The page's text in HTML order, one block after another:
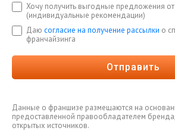
Хочу получить выгодные предложения
(индивидуальные рекомендации)
Даю согласие на получение рассылки о
франчайзинга
Отправить
Данные о франшизе размещаются на
предоставленной правообладателем
открытых источников.